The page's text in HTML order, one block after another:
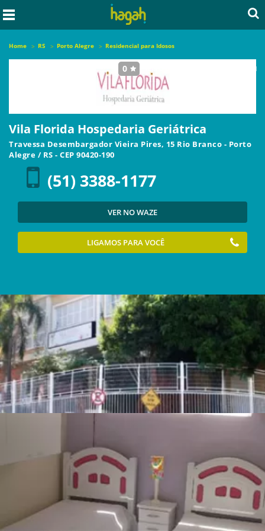
Home RS Porto Alegre Residencial para Idosos
0 seja o primeiro a avaliar este local
Vila Florida Hospedaria Geriátrica
Travessa Desembargador Vieira Pires, 15 Rio Branco - Porto
Alegre / RS - CEP 90420-190
(51) 3388-1177
VER NO WAZE
LIGAMOS PARA VOCÊ